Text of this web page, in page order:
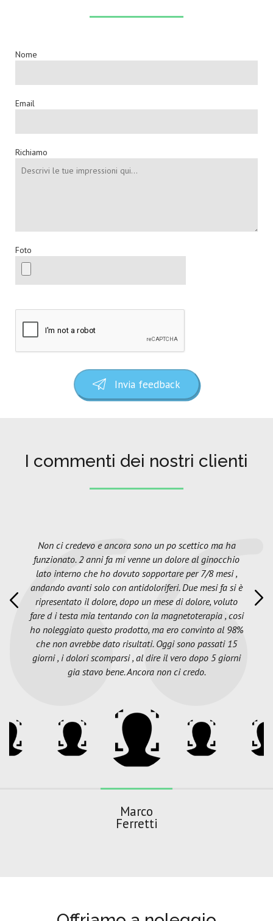
Nome
Email
Richiamo
Foto
Invia feedback
I commenti dei nostri clienti
Non ci credevo e ancora sono un po scettico ma ha
funzionato. 2 anni fa mi venne un dolore al ginocchio
lato interno che ho dovuto sopportare per 7/8 mesi ,
andando avanti solo con antidoloriferi. Due mesi fa si è
ripresentato il dolore, dopo un mese di dolore, voluto
fare d i testa mia tentando con la magnetoterapia , cosi
ho noleggiato questo prodotto, ma ero convinto al 98%
che non avrebbe dato risultati. Oggi sono passati 15
giorni , i dolori scomparsi , al dire il vero dopo 5 giorni
gia stavo bene. Ancora non ci credo.
Marco
Ferretti